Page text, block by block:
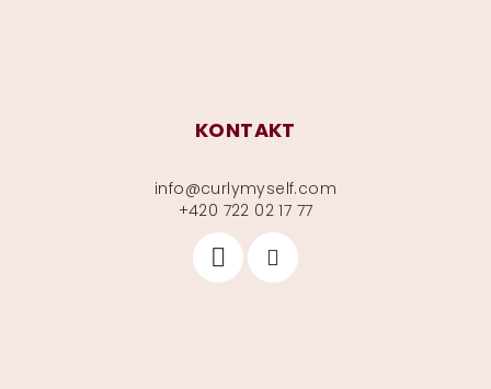
KONTAKT
info@curlymyself.com
+420 722 02 17 77